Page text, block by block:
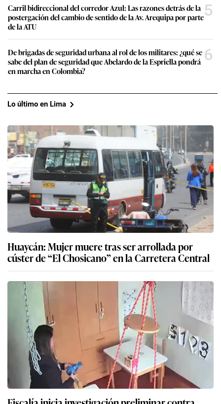
Carril bidireccional del corredor Azul: Las razones detrás de la
postergación del cambio de sentido de la Av. Arequipa por parte
de la ATU
5
De brigadas de seguridad urbana al rol de los militares: ¿qué se
sabe del plan de seguridad que Abelardo de la Espriella pondrá
en marcha en Colombia?
6
Lo último en Lima
Huaycán: Mujer muere tras ser arrollada por
cúster de “El Chosicano” en la Carretera Central